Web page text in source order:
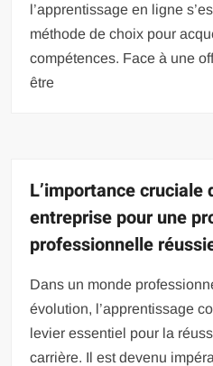
l’apprentissage en ligne
méthode de choix pour
compétences. Face à une
être
L’importance
entreprise pour une
professionnelle
Dans un monde
évolution, l’apprentissage
levier essentiel pour la
carrière. Il est devenu